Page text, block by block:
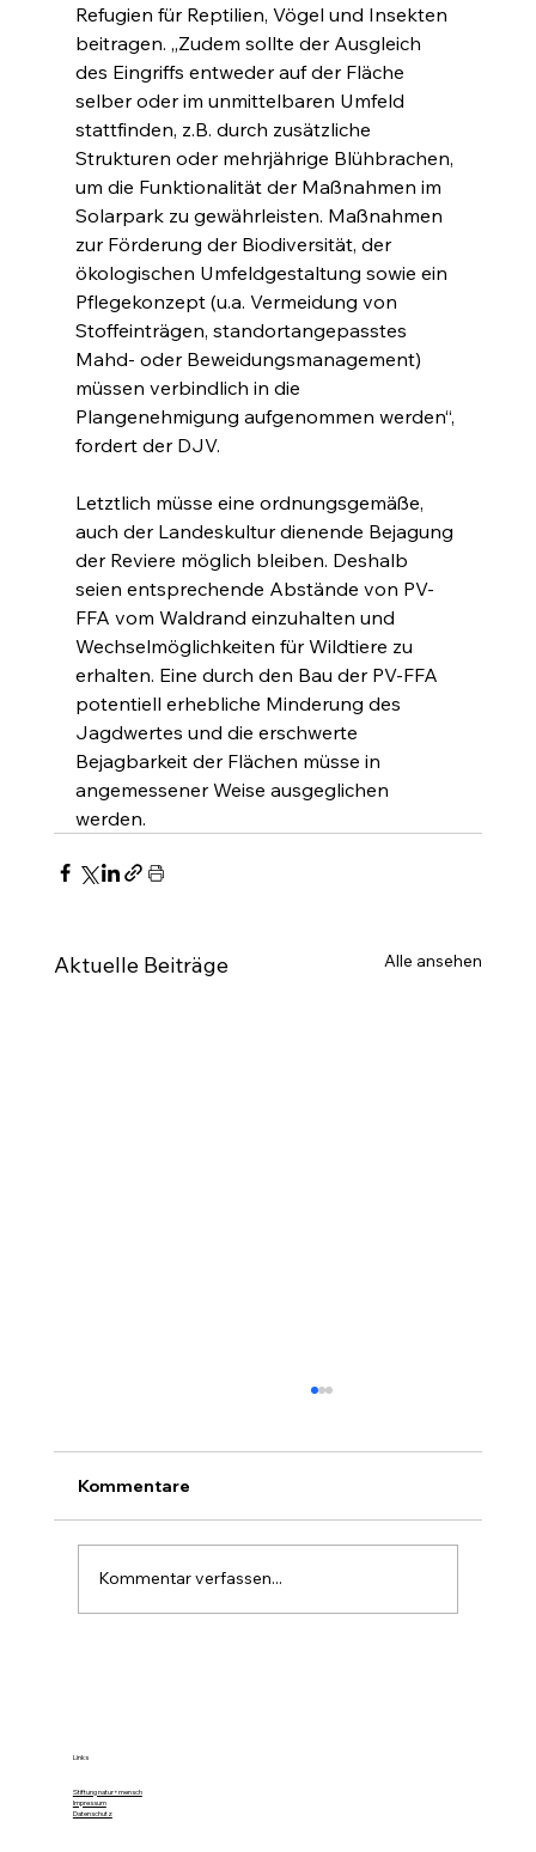
Refugien für Reptilien, Vögel und Insekten
beitragen. „Zudem sollte der Ausgleich
des Eingriffs entweder auf der Fläche
selber oder im unmittelbaren Umfeld
stattfinden, z.B. durch zusätzliche
Strukturen oder mehrjährige Blühbrachen,
um die Funktionalität der Maßnahmen im
Solarpark zu gewährleisten. Maßnahmen
zur Förderung der Biodiversität, der
ökologischen Umfeldgestaltung sowie ein
Pflegekonzept (u.a. Vermeidung von
Stoffeinträgen, standortangepasstes
Mahd- oder Beweidungsmanagement)
müssen verbindlich in die
Plangenehmigung aufgenommen werden“,
fordert der DJV.
Letztlich müsse eine ordnungsgemäße,
auch der Landeskultur dienende Bejagung
der Reviere möglich bleiben. Deshalb
seien entsprechende Abstände von PV-
FFA vom Waldrand einzuhalten und
Wechselmöglichkeiten für Wildtiere zu
erhalten. Eine durch den Bau der PV-FFA
potentiell erhebliche Minderung des
Jagdwertes und die erschwerte
Bejagbarkeit der Flächen müsse in
angemessener Weise ausgeglichen
werden.
Aktuelle Beiträge Alle ansehen
Kommentare
Kommentar verfassen...
Links
Stiftung natur+mensch
Impressum
Datenschutz